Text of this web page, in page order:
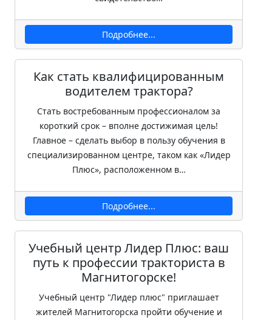
Подробнее...
Как стать квалифицированным
водителем трактора?
Стать востребованным профессионалом за
короткий срок – вполне достижимая цель!
Главное – сделать выбор в пользу обучения в
специализированном центре, таком как «Лидер
Плюс», расположенном в…
Подробнее...
Учебный центр Лидер Плюс: ваш
путь к профессии тракториста в
Магнитогорске!
Учебный центр "Лидер плюс" приглашает
жителей Магнитогорска пройти обучение и